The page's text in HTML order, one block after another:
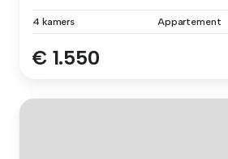
4 kamers Appartement
€ 1.550